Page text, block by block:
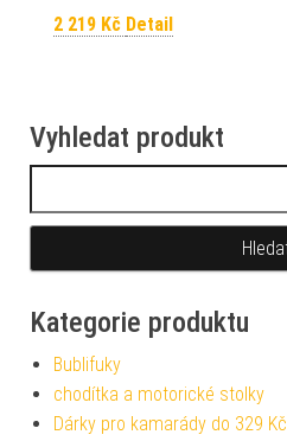
2 219 Kč Detail
Vyhledat produkt
Kategorie produktu
Bublifuky
chodítka a motorické stolky
Dárky pro kamarády do 329 Kč